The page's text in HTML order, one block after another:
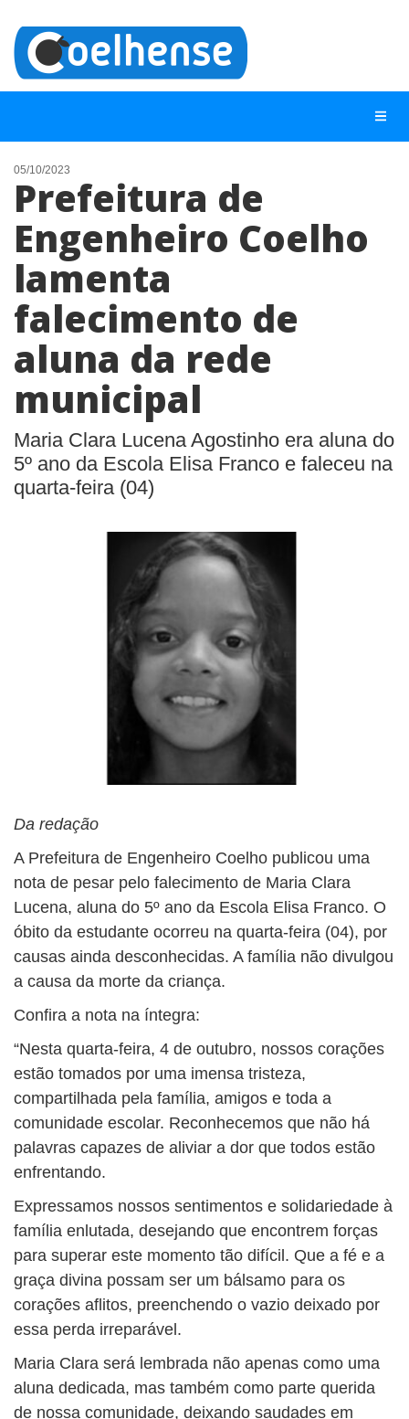
NOTÍCIAS
LISTA DIGITAL
TELEFONES ÚTEIS
ANUNCIE
05/10/2023
Prefeitura de
Engenheiro Coelho
lamenta
falecimento de
aluna da rede
municipal
Maria Clara Lucena Agostinho era aluna do
5º ano da Escola Elisa Franco e faleceu na
quarta-feira (04)
Da redação
A Prefeitura de Engenheiro Coelho publicou uma
nota de pesar pelo falecimento de Maria Clara
Lucena, aluna do 5º ano da Escola Elisa Franco. O
óbito da estudante ocorreu na quarta-feira (04), por
causas ainda desconhecidas. A família não divulgou
a causa da morte da criança.
Confira a nota na íntegra:
“Nesta quarta-feira, 4 de outubro, nossos corações
estão tomados por uma imensa tristeza,
compartilhada pela família, amigos e toda a
comunidade escolar. Reconhecemos que não há
palavras capazes de aliviar a dor que todos estão
enfrentando.
Expressamos nossos sentimentos e solidariedade à
família enlutada, desejando que encontrem forças
para superar este momento tão difícil. Que a fé e a
graça divina possam ser um bálsamo para os
corações aflitos, preenchendo o vazio deixado por
essa perda irreparável.
Maria Clara será lembrada não apenas como uma
aluna dedicada, mas também como parte querida
de nossa comunidade, deixando saudades em